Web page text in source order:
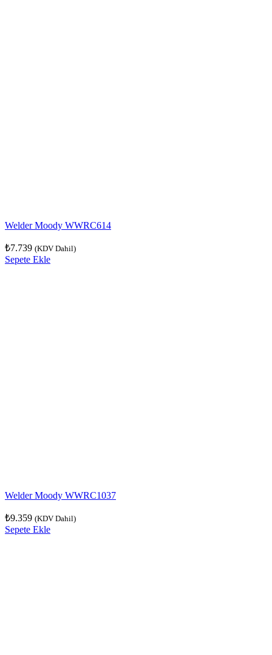
Welder Moody WWRC614
₺7.739 (KDV Dahil)
Sepete Ekle
Welder Moody WWRC1037
₺9.359 (KDV Dahil)
Sepete Ekle